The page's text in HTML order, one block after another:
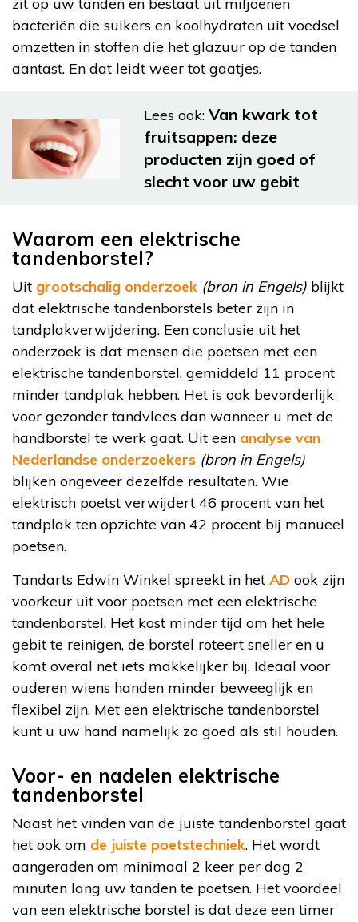
zit op uw tanden en bestaat uit miljoenen
bacteriën die suikers en koolhydraten uit voedsel
omzetten in stoffen die het glazuur op de tanden
aantast. En dat leidt weer tot gaatjes.
Lees ook: Van kwark tot
fruitsappen: deze
producten zijn goed of
slecht voor uw gebit
Waarom een elektrische
tandenborstel?
Uit grootschalig onderzoek (bron in Engels) blijkt
dat elektrische tandenborstels beter zijn in
tandplakverwijdering. Een conclusie uit het
onderzoek is dat mensen die poetsen met een
elektrische tandenborstel, gemiddeld 11 procent
minder tandplak hebben. Het is ook bevorderlijk
voor gezonder tandvlees dan wanneer u met de
handborstel te werk gaat. Uit een analyse van
Nederlandse onderzoekers (bron in Engels)
blijken ongeveer dezelfde resultaten. Wie
elektrisch poetst verwijdert 46 procent van het
tandplak ten opzichte van 42 procent bij manueel
poetsen.
Tandarts Edwin Winkel spreekt in het AD ook zijn
voorkeur uit voor poetsen met een elektrische
tandenborstel. Het kost minder tijd om het hele
gebit te reinigen, de borstel roteert sneller en u
komt overal net iets makkelijker bij. Ideaal voor
ouderen wiens handen minder beweeglijk en
flexibel zijn. Met een elektrische tandenborstel
kunt u uw hand namelijk zo goed als stil houden.
Voor- en nadelen elektrische
tandenborstel
Naast het vinden van de juiste tandenborstel gaat
het ook om de juiste poetstechniek. Het wordt
aangeraden om minimaal 2 keer per dag 2
minuten lang uw tanden te poetsen. Het voordeel
van een elektrische borstel is dat deze een timer